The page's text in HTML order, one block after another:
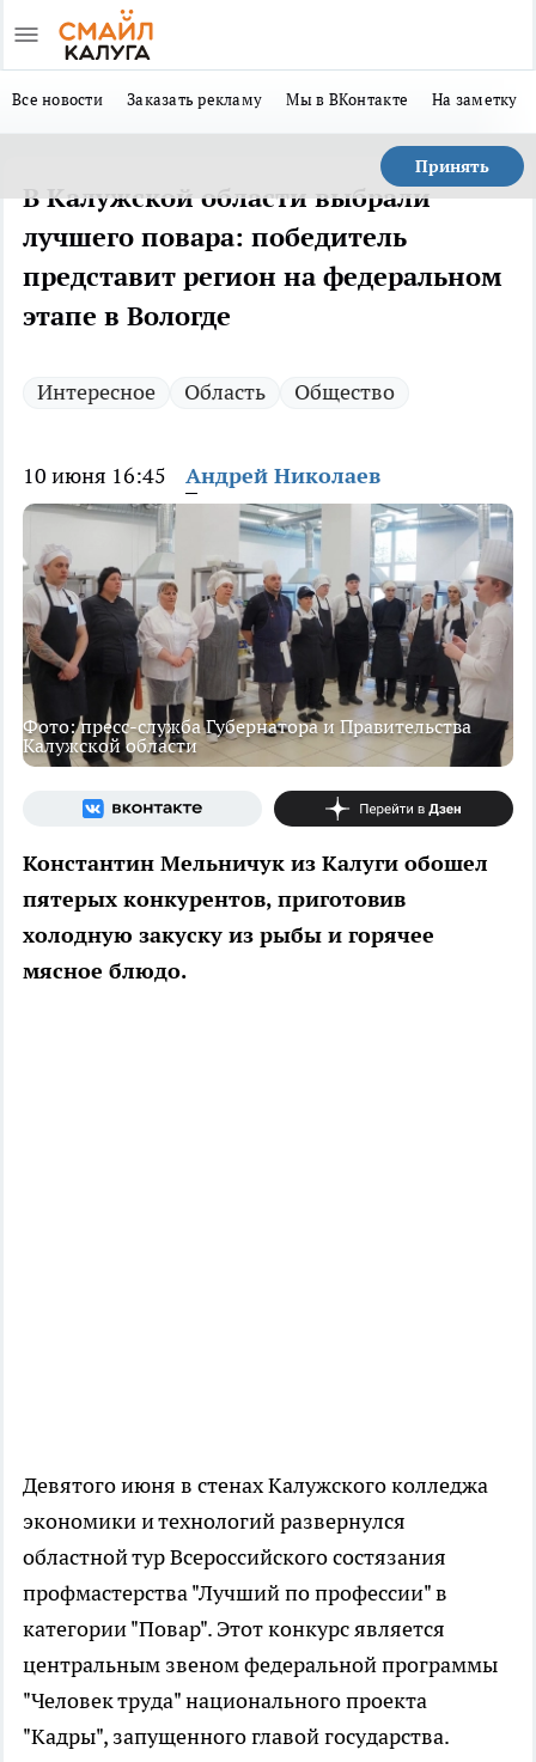
Все новости Заказать рекламу Мы в ВКонтакте На заметку
Принять
В Калужской области выбрали
лучшего повара: победитель
представит регион на федеральном
этапе в Вологде
Интересное Область Общество
10 июня 16:45 Андрей Николаев
Фото: пресс-служба Губернатора и Правительства
Калужской области
Константин Мельничук из Калуги обошел
пятерых конкурентов, приготовив
холодную закуску из рыбы и горячее
мясное блюдо.
Девятого июня в стенах Калужского колледжа
экономики и технологий развернулся
областной тур Всероссийского состязания
профмастерства "Лучший по профессии" в
категории "Повар". Этот конкурс является
центральным звеном федеральной программы
"Человек труда" национального проекта
"Кадры", запущенного главой государства.